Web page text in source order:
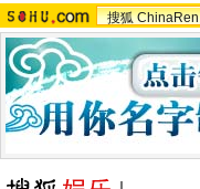
搜狐 ChinaRen